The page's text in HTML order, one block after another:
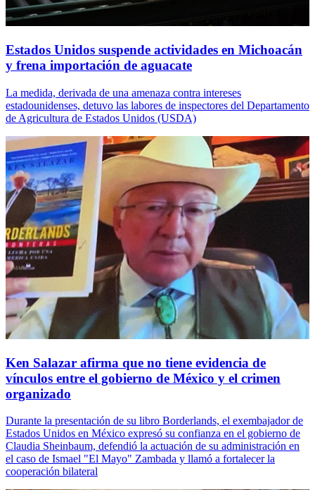
Estados Unidos suspende actividades en Michoacán
y frena importación de aguacate
La medida, derivada de una amenaza contra intereses
estadounidenses, detuvo las labores de inspectores del Departamento
de Agricultura de Estados Unidos (USDA)
Ken Salazar afirma que no tiene evidencia de
vínculos entre el gobierno de México y el crimen
organizado
Durante la presentación de su libro Borderlands, el exembajador de
Estados Unidos en México expresó su confianza en el gobierno de
Claudia Sheinbaum, defendió la actuación de su administración en
el caso de Ismael "El Mayo" Zambada y llamó a fortalecer la
cooperación bilateral